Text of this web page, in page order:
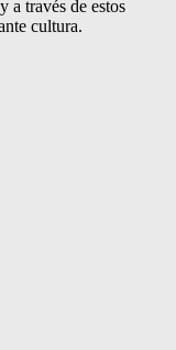
a través de estos
cultura.